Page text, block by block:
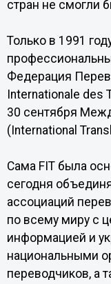
стран не смогли
Только в 1991
Федерация
Internationale des
30 сентября
(International
Сама FIT была
сегодня
ассоциаций
по всему миру с
информацией и
национальными
переводчиков, а